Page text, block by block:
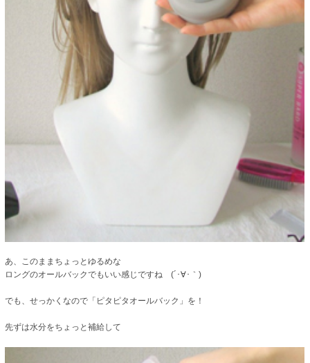
あ、このままちょっとゆるめな
ロングのオールバックでもいい感じですね (´･∀･｀)
でも、せっかくなので「ピタピタオールバック」を！
先ずは水分をちょっと補給して